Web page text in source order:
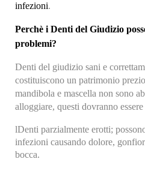
infezioni.
Perchè i Denti del Giudizio
problemi?
Denti del giudizio sani e
costituiscono un patrimonio
mandibola e mascella non sono
alloggiare, questi dovranno
lDenti parzialmente erotti;
infezioni causando dolore,
bocca.